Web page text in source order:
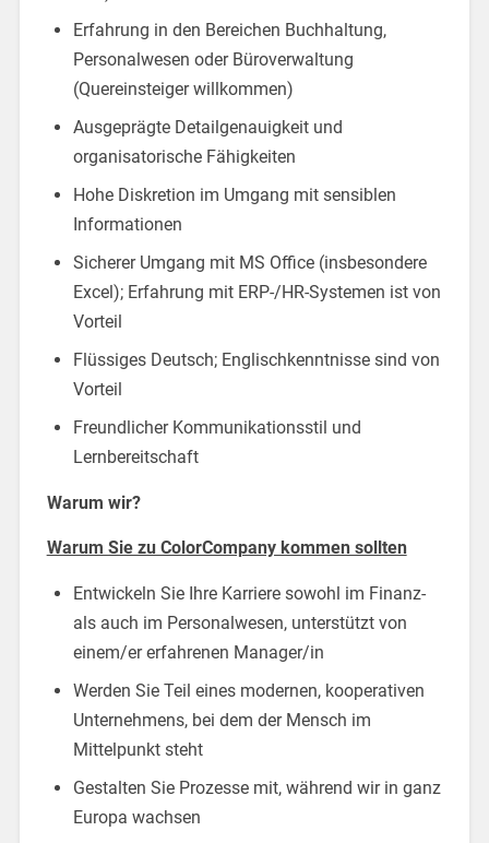
Erfahrung in den Bereichen Buchhaltung,
Personalwesen oder Büroverwaltung
(Quereinsteiger willkommen)
Ausgeprägte Detailgenauigkeit und
organisatorische Fähigkeiten
Hohe Diskretion im Umgang mit sensiblen
Informationen
Sicherer Umgang mit MS Office (insbesondere
Excel); Erfahrung mit ERP-/HR-Systemen ist von
Vorteil
Flüssiges Deutsch; Englischkenntnisse sind von
Vorteil
Freundlicher Kommunikationsstil und
Lernbereitschaft
Warum wir?
Warum Sie zu ColorCompany kommen sollten
Entwickeln Sie Ihre Karriere sowohl im Finanz-
als auch im Personalwesen, unterstützt von
einem/er erfahrenen Manager/in
Werden Sie Teil eines modernen, kooperativen
Unternehmens, bei dem der Mensch im
Mittelpunkt steht
Gestalten Sie Prozesse mit, während wir in ganz
Europa wachsen